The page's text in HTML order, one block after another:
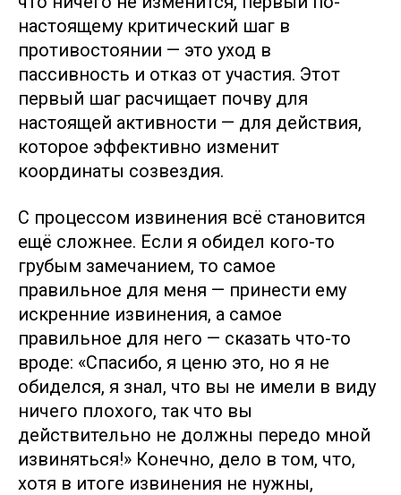
настоящему критический шаг в
противостоянии — это уход в
пассивность и отказ от участия. Этот
первый шаг расчищает почву для
настоящей активности — для действия,
которое эффективно изменит
координаты созвездия.
С процессом извинения всё становится
ещё сложнее. Если я обидел кого-то
грубым замечанием, то самое
правильное для меня — принести ему
искренние извинения, а самое
правильное для него — сказать что-то
вроде: «Спасибо, я ценю это, но я не
обиделся, я знал, что вы не имели в виду
ничего плохого, так что вы
действительно не должны передо мной
извиняться!» Конечно, дело в том, что,
хотя в итоге извинения не нужны,